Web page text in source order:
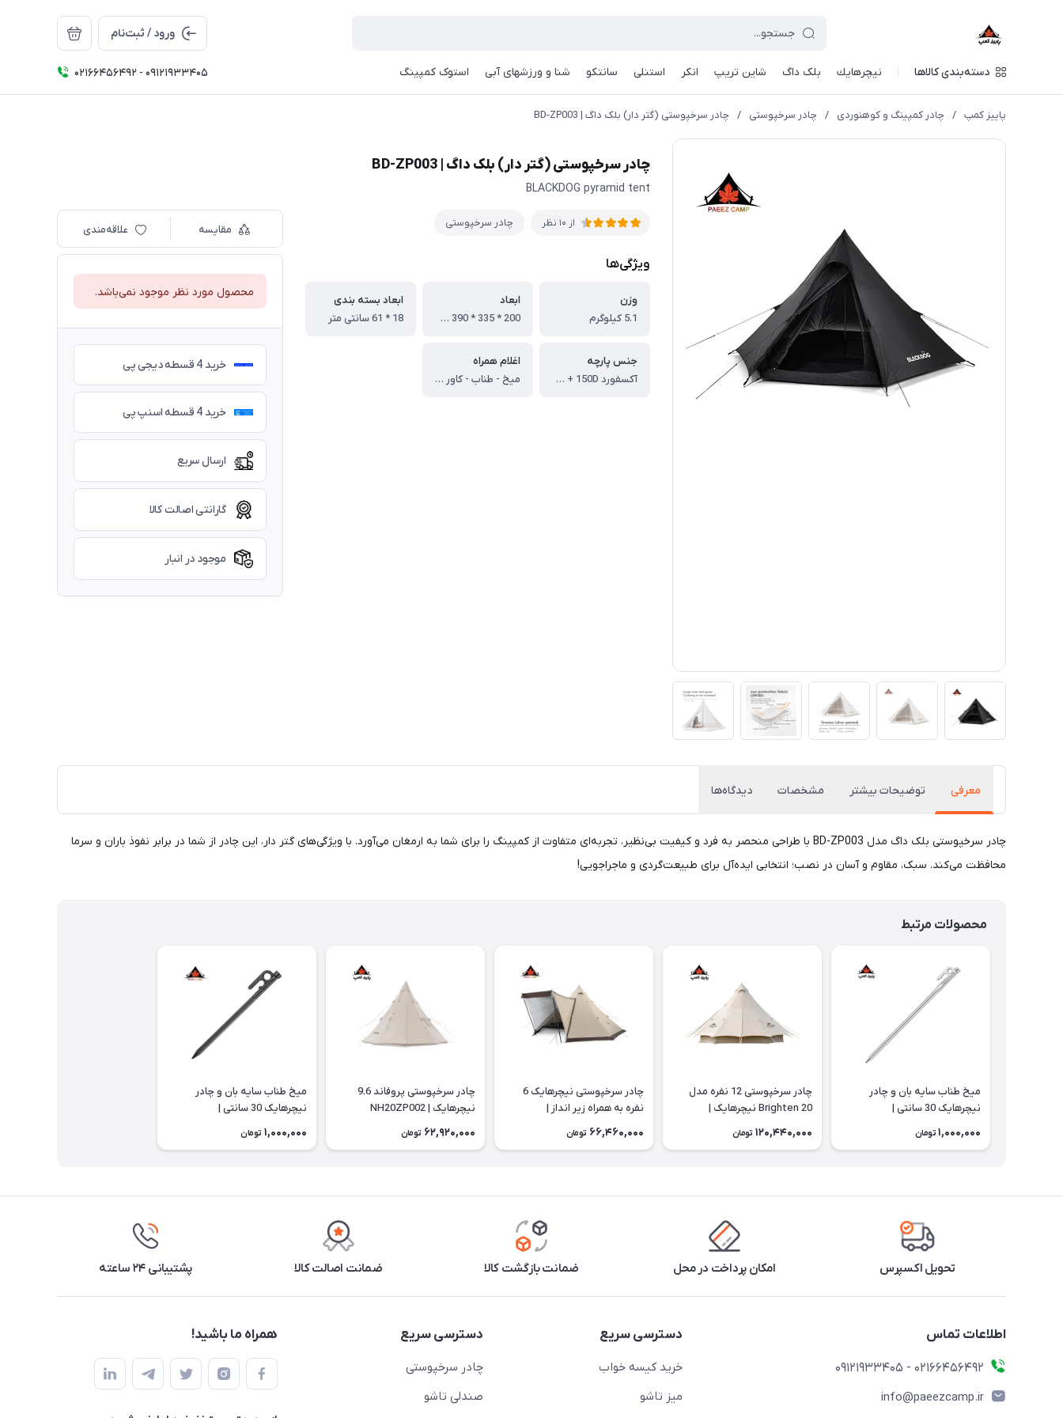
ورود / ثبت‌نام
دسته‌بندی کالاها نيچرهايك بلک داگ شاین تریپ انکر استنلی سانتکو شنا و ورزشهای آبی استوک کمپینگ 02166456492 - 09121933405
پاییز کمپ / چادر کمپینگ و کوهنوردی / چادر سرخپوستی / چادر سرخپوستی (گتر دار) بلک داگ | BD-ZP003
چادر سرخپوستی (گتر دار) بلک داگ | BD-ZP003
BLACKDOG pyramid tent
از 10 نظر چادر سرخپوستی
ویژگی‌ها
وزن
5.1 کیلوگرم
ابعاد
200 * 335 * 390 سانتی متر
ابعاد بسته بندی
18 * 61 سانتی متر
جنس پارچه
آکسفورد 150D + لایه نقره ای Silver Coated
اغلام همراه
میخ - طناب - کاور + تیرک
مقایسه علاقه‌مندی
محصول مورد نظر موجود نمی‌باشد.
خرید 4 قسطه دیجی پی
خرید 4 قسطه اسنپ پی
ارسال سریع
گارانتی اصالت کالا
موجود در انبار
معرفی توضیحات بیشتر مشخصات دیدگاه‌ها
چادر سرخپوستی بلک داگ مدل BD-ZP003 با طراحی منحصر به فرد و کیفیت بی‌نظیر، تجربه‌ای متفاوت از کمپینگ را برای شما به ارمغان می‌آورد. با ویژگی‌های گتر دار، این چادر از شما در برابر نفوذ باران و سرما
محافظت می‌کند. سبک، مقاوم و آسان در نصب؛ انتخابی ایده‌آل برای طبیعت‌گردی و ماجراجویی!
محصولات مرتبط
میخ طناب سایه بان و چادر
نیچرهایک 30 سانتی |
NH19PJ014
1,000,000 تومان
چادر سرخپوستی 12 نفره مدل
Brighten 20 نیچرهایک |
NH20ZP012
120,440,000 تومان
چادر سرخپوستی نیچرهایک 6
نفره به همراه زیر انداز |
NH20ZP014
66,460,000 تومان
چادر سرخپوستی پروفاند 9.6
نیچرهایک | NH20ZP002
62,920,000 تومان
میخ طناب سایه بان و چادر
نیچرهایک 30 سانتی |
CNH22ZP018
1,000,000 تومان
تحویل اکسپرس امکان پرداخت در محل ضمانت بازگشت کالا ضمانت اصالت کالا پشتیبانی ۲۴ ساعته
اطلاعات تماس
02166456492 - 09121933405
info@paeezcamp.ir
دسترسی سریع
خرید کیسه خواب
میز تاشو
دسترسی سریع
چادر سرخپوستی
صندلی تاشو
همراه ما باشید!